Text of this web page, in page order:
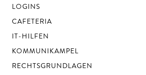
LOGINS
CAFETERIA
IT-HILFEN
KOMMUNIKAMPEL
RECHTSGRUNDLAGEN